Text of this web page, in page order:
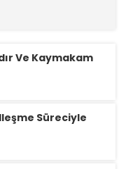
Ve Kaymakam
Süreciyle